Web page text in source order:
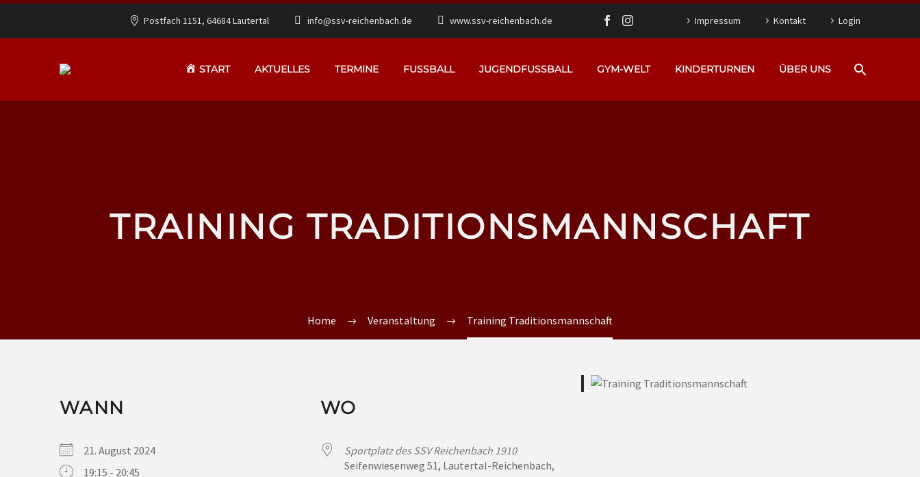
Postfach 1151, 64684 Lautertal info@ssv-reichenbach.de www.ssv-reichenbach.de Impressum Kontakt Login
START AKTUELLES TERMINE FUSSBALL JUGENDFUSSBALL GYM-WELT KINDERTURNEN ÜBER UNS
TRAINING TRADITIONSMANNSCHAFT
Home Veranstaltung Training Traditionsmannschaft
WANN
21. August 2024
19:15 - 20:45
WO
Sportplatz des SSV Reichenbach 1910
Seifenwiesenweg 51, Lautertal-Reichenbach,